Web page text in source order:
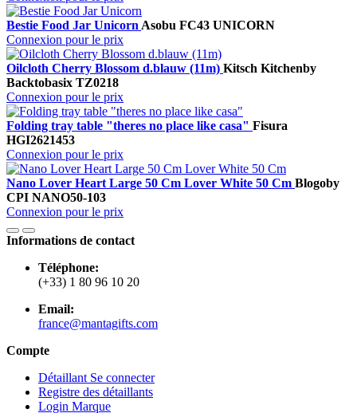
Bestie Food Jar Unicorn Asobu FC43 UNICORN
Connexion pour le prix
Oilcloth Cherry Blossom d.blauw (11m) Kitsch Kitchenby
Backtobasix TZ0218
Connexion pour le prix
Folding tray table "theres no place like casa" Fisura
HGI2621453
Connexion pour le prix
Nano Lover Heart Large 50 Cm Lover White 50 Cm Blogoby
CPI NANO50-103
Connexion pour le prix
Informations de contact
Téléphone:
(+33) 1 80 96 10 20
Email:
france@mantagifts.com
Compte
Détaillant Se connecter
Registre des détaillants
Login Marque